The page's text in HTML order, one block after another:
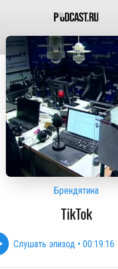
Брендятина
TikTok
Слушать эпизод • 00:19:16